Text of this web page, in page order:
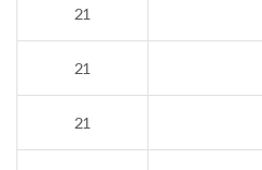
21
21
21